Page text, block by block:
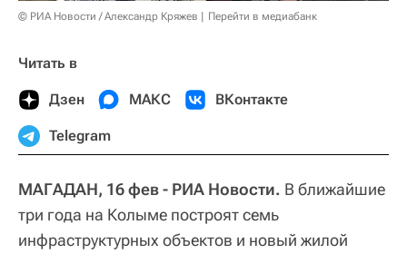
© РИА Новости / Александр Кряжев Перейти в медиабанк
Читать в
Дзен МАКС ВКонтакте
Telegram
МАГАДАН, 16 фев - РИА Новости. В ближайшие
три года на Колыме построят семь
инфраструктурных объектов и новый жилой